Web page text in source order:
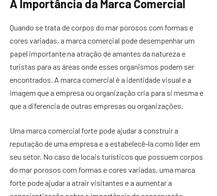
A Importância da Marca Comercial
Quando se trata de corpos do mar porosos com formas e
cores variadas, a marca comercial pode desempenhar um
papel importante na atração de amantes da natureza e
turistas para as áreas onde esses organismos podem ser
encontrados. A marca comercial é a identidade visual e a
imagem que a empresa ou organização cria para si mesma e
que a diferencia de outras empresas ou organizações.
Uma marca comercial forte pode ajudar a construir a
reputação de uma empresa e a estabelecê-la como líder em
seu setor. No caso de locais turísticos que possuem corpos
do mar porosos com formas e cores variadas, uma marca
forte pode ajudar a atrair visitantes e a aumentar a